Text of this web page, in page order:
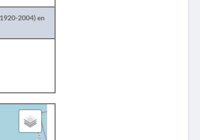
2004) en